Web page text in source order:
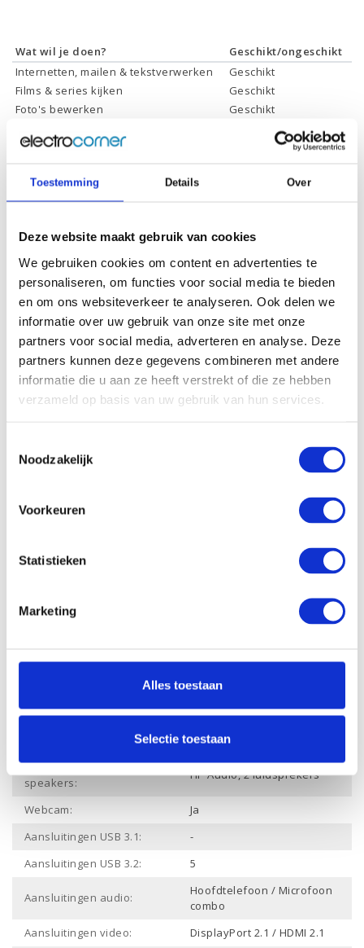
Toestemming Details Over
Deze website maakt gebruik van cookies
We gebruiken cookies om content en advertenties te
personaliseren, om functies voor social media te bieden
en om ons websiteverkeer te analyseren. Ook delen we
informatie over uw gebruik van onze site met onze
partners voor social media, adverteren en analyse. Deze
partners kunnen deze gegevens combineren met andere
informatie die u aan ze heeft verstrekt of die ze hebben
verzameld op basis van uw gebruik van hun services.
Noodzakelijk
Voorkeuren
Statistieken
Marketing
Alles toestaan
Selectie toestaan
Wat wil je doen?
Geschikt/ongeschikt
Internetten, mailen & tekstverwerken
Geschikt
Films & series kijken
Geschikt
Foto's bewerken
Geschikt
Gamen
Geschikt *
controleer dit eerst en bepaal daarop uw keuze.
Specificaties
Schermdiagonaal:
17.3 inch (43,9 cm)
Scherm resolutie:
1920 x 1080 (Full HD)
Touchscreen:
Ja
Scherm omklapbaar:
-
Processor
cachegeheugen:
NVIDIA GeForce RTX 3050
4 Gb
Merk audio en aantal
speakers:
HP Audio, 2 luidsprekers
Webcam:
Ja
Aansluitingen USB 3.1:
-
Aansluitingen USB 3.2:
5
Aansluitingen audio:
Hoofdtelefoon / Microfoon
combo
Aansluitingen video:
DisplayPort 2.1 / HDMI 2.1